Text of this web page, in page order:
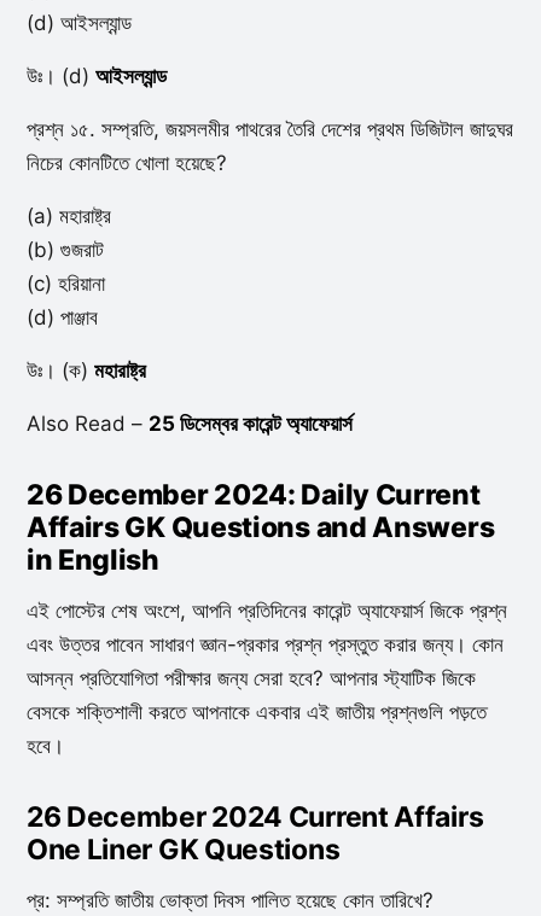
(d) আইসল্যান্ড
উঃ। (d) আইসল্যান্ড
প্রশ্ন ১৫. সম্প্রতি, জয়সলমীর পাথরের তৈরি দেশের প্রথম ডিজিটাল জাদুঘর
নিচের কোনটিতে খোলা হয়েছে?
(a) মহারাষ্ট্র
(b) গুজরাট
(c) হরিয়ানা
(d) পাঞ্জাব
উঃ। (ক) মহারাষ্ট্র
Also Read – 25 ডিসেম্বর কারেন্ট অ্যাফেয়ার্স
26 December 2024: Daily Current
Affairs GK Questions and Answers
in English
এই পোস্টের শেষ অংশে, আপনি প্রতিদিনের কারেন্ট অ্যাফেয়ার্স জিকে প্রশ্ন
এবং উত্তর পাবেন সাধারণ জ্ঞান-প্রকার প্রশ্ন প্রস্তুত করার জন্য। কোন
আসন্ন প্রতিযোগিতা পরীক্ষার জন্য সেরা হবে? আপনার স্ট্যাটিক জিকে
বেসকে শক্তিশালী করতে আপনাকে একবার এই জাতীয় প্রশ্নগুলি পড়তে
হবে।
26 December 2024 Current Affairs
One Liner GK Questions
প্র: সম্প্রতি জাতীয় ভোক্তা দিবস পালিত হয়েছে কোন তারিখে?